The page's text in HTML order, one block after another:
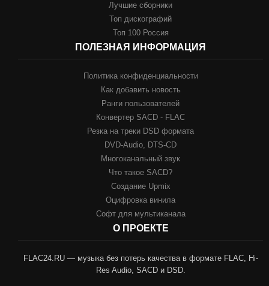
Лучшие сборники
Топ дискографий
Топ 100 Россия
ПОЛЕЗНАЯ ИНФОРМАЦИЯ
Политика конфиденциальности
Как добавить новость
Ранги пользователей
Конвертер SACD - FLAC
Резка на треки DSD формата
DVD-Audio, DTS-CD
Многоканальный звук
Что такое SACD?
Создание Upmix
Оцифровка винила
Софт для мультиканала
О ПРОЕКТЕ
FLAC24.RU — музыка без потерь качества в формате FLAC, Hi-
Res Audio, SACD и DSD.